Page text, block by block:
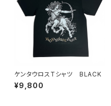
ケンタウロスTシャツ BLACK
¥9,800